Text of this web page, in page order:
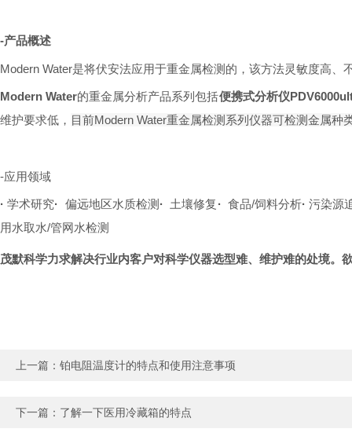
-产品概述
Modern Water是将伏安法应用于重金属检测的，该方法灵敏度高
Modern Water的重金属分析产品系列包括便携式分析仪
维护要求低， 目前Modern Water重金属检测系列仪器可检测金属种
-应用领域
·学术研究· 偏远地区水质检测 · 土壤修复 · 食品/饲料分析·污染源
用水取水/管网水检测
茂默科学力求解决行业内客户对科学仪器选型难、维护难的处境
上一篇： 铂电阻温度计的特点和使用注意事项
下一篇： 了解一下医用冷藏箱的特点